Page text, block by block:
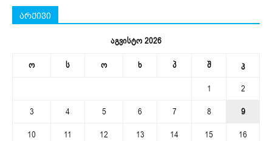
არქივი
აგვისტო 2026
ო ს ო ხ პ შ კ
1
2
3
4 5 6 7 8
9
10
11 12 13 14 15
16